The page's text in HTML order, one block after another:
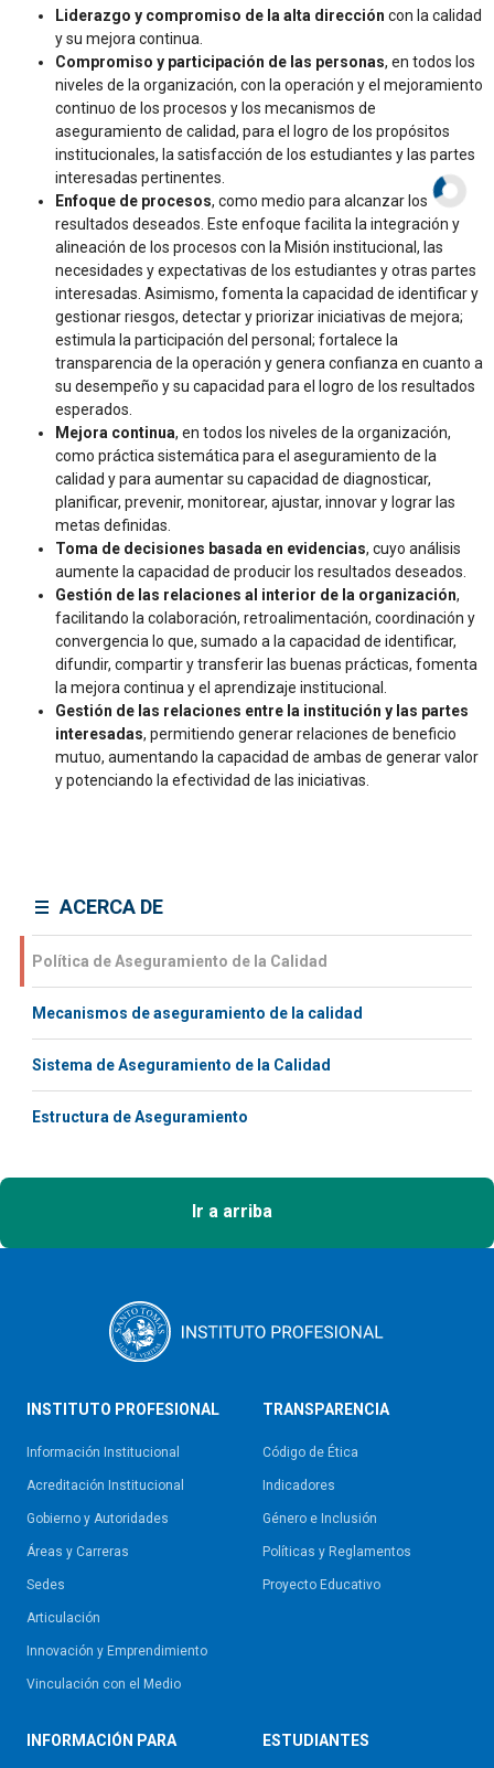
Liderazgo y compromiso de la alta dirección con la calidad
y su mejora continua.
Compromiso y participación de las personas, en todos los
niveles de la organización, con la operación y el mejoramiento
continuo de los procesos y los mecanismos de
aseguramiento de calidad, para el logro de los propósitos
institucionales, la satisfacción de los estudiantes y las partes
interesadas pertinentes.
Enfoque de procesos, como medio para alcanzar los
resultados deseados. Este enfoque facilita la integración y
alineación de los procesos con la Misión institucional, las
necesidades y expectativas de los estudiantes y otras partes
interesadas. Asimismo, fomenta la capacidad de identificar y
gestionar riesgos, detectar y priorizar iniciativas de mejora;
estimula la participación del personal; fortalece la
transparencia de la operación y genera confianza en cuanto a
su desempeño y su capacidad para el logro de los resultados
esperados.
Mejora continua, en todos los niveles de la organización,
como práctica sistemática para el aseguramiento de la
calidad y para aumentar su capacidad de diagnosticar,
planificar, prevenir, monitorear, ajustar, innovar y lograr las
metas definidas.
Toma de decisiones basada en evidencias, cuyo análisis
aumente la capacidad de producir los resultados deseados.
Gestión de las relaciones al interior de la organización,
facilitando la colaboración, retroalimentación, coordinación y
convergencia lo que, sumado a la capacidad de identificar,
difundir, compartir y transferir las buenas prácticas, fomenta
la mejora continua y el aprendizaje institucional.
Gestión de las relaciones entre la institución y las partes
interesadas, permitiendo generar relaciones de beneficio
mutuo, aumentando la capacidad de ambas de generar valor
y potenciando la efectividad de las iniciativas.
ACERCA DE
Política de Aseguramiento de la Calidad
Mecanismos de aseguramiento de la calidad
Sistema de Aseguramiento de la Calidad
Estructura de Aseguramiento
Ir a arriba
INSTITUTO PROFESIONAL
Información Institucional
Acreditación Institucional
Gobierno y Autoridades​
Áreas y Carreras
Sedes
Articulación
Innovación y Emprendimiento
Vinculación con el Medio
TRANSPARENCIA
Código de Ética
Indicadores
Género e Inclusión
Políticas y Reglamentos​
Proyecto Educativo
INFORMACIÓN PARA ESTUDIANTES